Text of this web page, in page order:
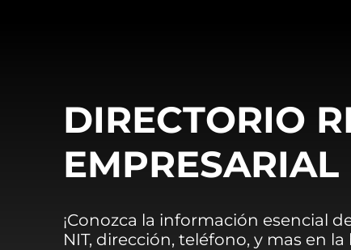
DIRECTORIO
EMPRESARIAL
¡Conozca la información esencial
NIT, dirección, teléfono, y mas en